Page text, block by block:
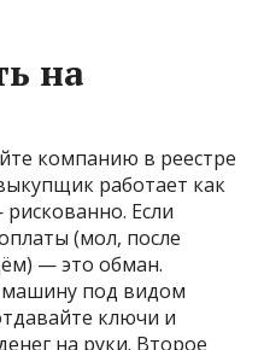
на
компанию в реестре
работает как
Если
(мол, после
— это обман.
под видом
ключи и
на руки. Второе